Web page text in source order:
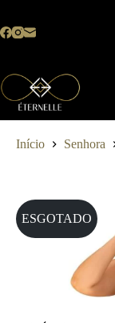
o
Início Senhora
ESGOTADO